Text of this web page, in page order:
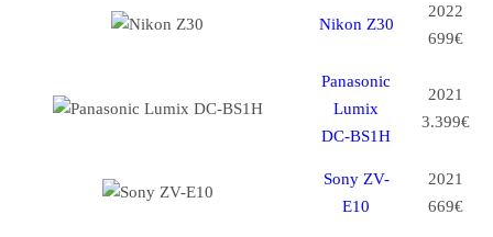
Nikon Z30
2022
699€
Panasonic
Lumix
DC-BS1H
2021
3.399€
Sony ZV-
E10
2021
669€